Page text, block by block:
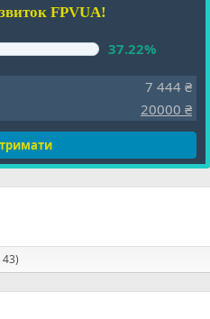
FPVUA!
37.22%
7 444 ₴
20000 ₴
43)